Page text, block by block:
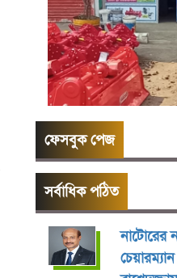
ফেসবুক পেজ
সর্বাধিক পঠিত
নাটোরের